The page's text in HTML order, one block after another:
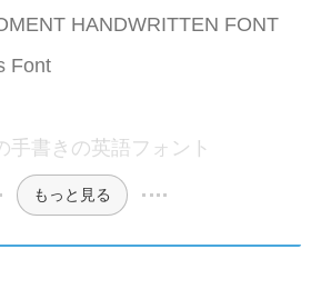
HANDWRITTEN FONT
Font
手書きの英語フォント
もっと見る